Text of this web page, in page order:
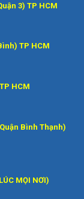
3) TP HCM
TP HCM
HCM
Bình Thạnh)
MỌI NƠI)